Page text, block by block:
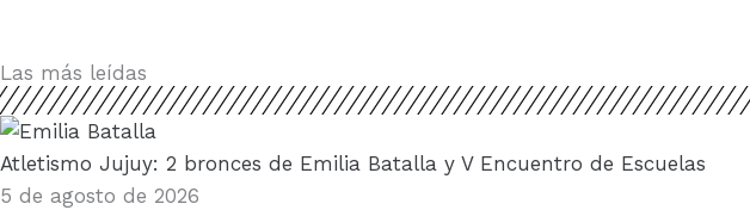
Las más leídas
Atletismo Jujuy: 2 bronces de Emilia Batalla y V Encuentro de Escuelas
5 de agosto de 2026